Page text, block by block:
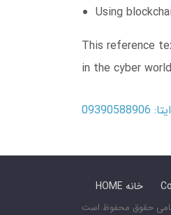
Using
This reference
in the cyber
HOME خانه